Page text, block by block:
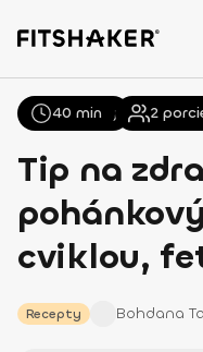
Všetky Recepty
Tip na
cviklou,
Recepty Bohdana
40 min 2